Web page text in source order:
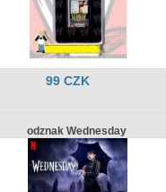
99 CZK
odznak Wednesday